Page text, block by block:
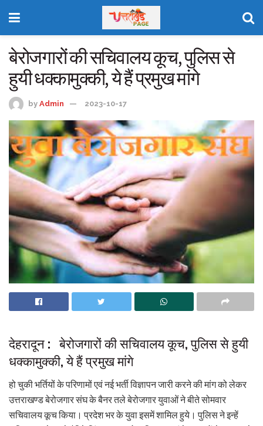
बेरोजगारों की सचिवालय कूच, पुलिस से
हुयी धक्कामुक्की, ये हैं प्रमुख मांगे
by Admin 2023-10-17
देहरादून : बेरोजगारों की सचिवालय कूच, पुलिस से हुयी
धक्कामुक्की, ये हैं प्रमुख मांगे
हो चुकी भर्तियों के परिणामों एवं नई भर्ती विज्ञापन जारी करने की मांग को लेकर
उत्तराखण्ड बेरोजगार संघ के बैनर तले बेरोजगार युवाओं ने बीते सोमवार
सचिवालय कूच किया। प्रदेश भर के युवा इसमें शामिल हुये। पुलिस ने इन्हें